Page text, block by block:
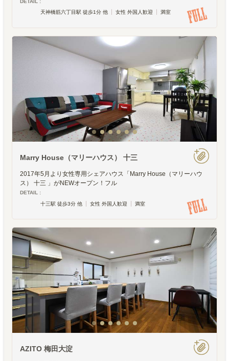
DETAIL :
天神橋筋六丁目駅 徒歩1分 他
女性 外国人歓迎 満室
Marry House（マリーハウス） 十三
2017年5月より女性専用シェアハウス「Marry House（マリーハウ
ス） 十三 」がNEWオープン！フル
DETAIL :
十三駅 徒歩3分 他
女性 外国人歓迎 満室
AZITO 梅田大淀